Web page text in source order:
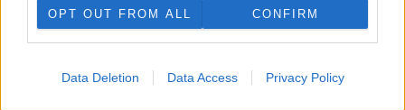
OPT OUT FROM ALL CONFIRM
Data Deletion Data Access Privacy Policy
Někdejšímu dlouholetému
řediteli pražské Botanické
zahrady Na Slupi a popularizátorovi říše rostlin bylo 88 let. Poslední
Větvičkův syn Ivan. Na úmrtíupozornilChrudimský deník s